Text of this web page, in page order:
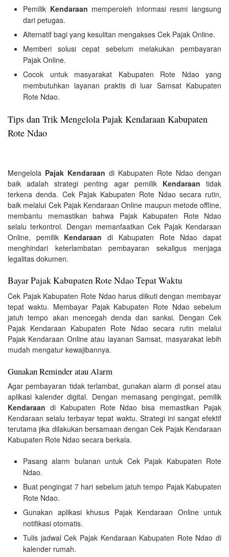
Pemilik Kendaraan memperoleh informasi resmi langsung
dari petugas.
Alternatif bagi yang kesulitan mengakses Cek Pajak Online.
Memberi solusi cepat sebelum melakukan pembayaran
Pajak Online.
Cocok untuk masyarakat Kabupaten Rote Ndao yang
membutuhkan layanan praktis di luar Samsat Kabupaten
Rote Ndao.
Tips dan Trik Mengelola Pajak Kendaraan Kabupaten
Rote Ndao
Mengelola Pajak Kendaraan di Kabupaten Rote Ndao dengan
baik adalah strategi penting agar pemilik Kendaraan tidak
terkena denda. Cek Pajak Kabupaten Rote Ndao secara rutin,
baik melalui Cek Pajak Kendaraan Online maupun metode offline,
membantu memastikan bahwa Pajak Kabupaten Rote Ndao
selalu terkontrol. Dengan memanfaatkan Cek Pajak Kendaraan
Online, pemilik Kendaraan di Kabupaten Rote Ndao dapat
menghindari keterlambatan pembayaran sekaligus menjaga
legalitas dokumen.
Bayar Pajak Kabupaten Rote Ndao Tepat Waktu
Cek Pajak Kabupaten Rote Ndao harus diikuti dengan membayar
tepat waktu. Membayar Pajak Kabupaten Rote Ndao sebelum
jatuh tempo akan mencegah denda dan sanksi. Dengan Cek
Pajak Kendaraan Kabupaten Rote Ndao secara rutin melalui
Pajak Kendaraan Online atau layanan Samsat, masyarakat lebih
mudah mengatur kewajibannya.
Gunakan Reminder atau Alarm
Agar pembayaran tidak terlambat, gunakan alarm di ponsel atau
aplikasi kalender digital. Dengan memasang pengingat, pemilik
Kendaraan di Kabupaten Rote Ndao bisa memastikan Pajak
Kendaraan selalu terbayar tepat waktu. Strategi ini sangat efektif
terutama jika dilakukan bersamaan dengan Cek Pajak Kendaraan
Kabupaten Rote Ndao secara berkala.
Pasang alarm bulanan untuk Cek Pajak Kabupaten Rote
Ndao.
Buat pengingat 7 hari sebelum jatuh tempo Pajak Kabupaten
Rote Ndao.
Gunakan aplikasi khusus Pajak Kendaraan Online untuk
notifikasi otomatis.
Tulis jadwal Cek Pajak Kendaraan Kabupaten Rote Ndao di
kalender rumah.